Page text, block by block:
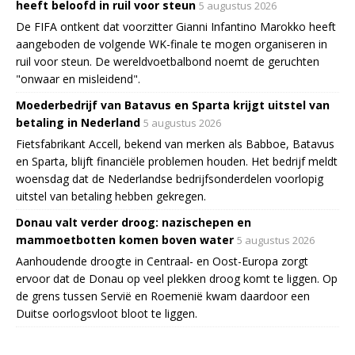
heeft beloofd in ruil voor steun 5 augustus 2026
De FIFA ontkent dat voorzitter Gianni Infantino Marokko heeft
aangeboden de volgende WK-finale te mogen organiseren in
ruil voor steun. De wereldvoetbalbond noemt de geruchten
"onwaar en misleidend".
Moederbedrijf van Batavus en Sparta krijgt uitstel van
betaling in Nederland 5 augustus 2026
Fietsfabrikant Accell, bekend van merken als Babboe, Batavus
en Sparta, blijft financiële problemen houden. Het bedrijf meldt
woensdag dat de Nederlandse bedrijfsonderdelen voorlopig
uitstel van betaling hebben gekregen.
Donau valt verder droog: nazischepen en
mammoetbotten komen boven water 5 augustus 2026
Aanhoudende droogte in Centraal- en Oost-Europa zorgt
ervoor dat de Donau op veel plekken droog komt te liggen. Op
de grens tussen Servië en Roemenië kwam daardoor een
Duitse oorlogsvloot bloot te liggen.